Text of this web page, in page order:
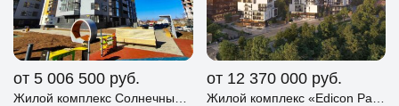
от 5 006 500 руб. от 12 370 000 руб.